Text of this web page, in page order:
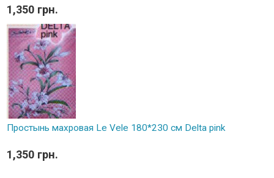
1,350 грн.
Простынь махровая Le Vele 180*230 см Delta pink
1,350 грн.